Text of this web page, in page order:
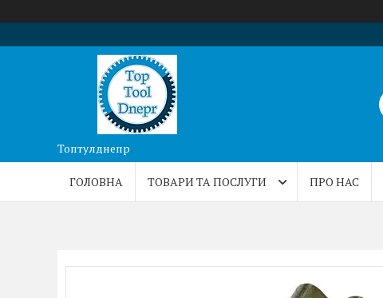
Топтулднепр
ГОЛОВНА ТОВАРИ ТА ПОСЛУГИ ПРО НАС